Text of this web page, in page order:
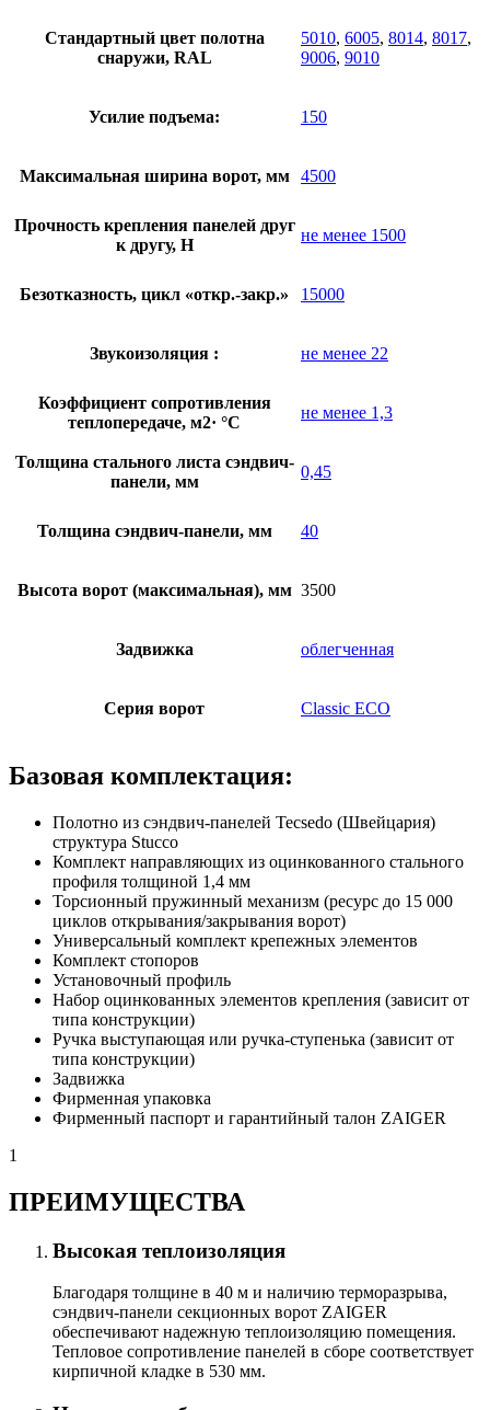
Стандартный цвет полотна
снаружи, RAL
5010, 6005, 8014, 8017,
9006, 9010
Усилие подъема: 150
Максимальная ширина ворот, мм 4500
Прочность крепления панелей друг
к другу, Н
не менее 1500
Безотказность, цикл «откр.-закр.» 15000
Звукоизоляция : не менее 22
Коэффициент сопротивления
теплопередаче, м2· °С
не менее 1,3
Толщина стального листа сэндвич-
панели, мм
0,45
Толщина сэндвич-панели, мм 40
Высота ворот (максимальная), мм 3500
Задвижка облегченная
Серия ворот Classic ECO
Базовая комплектация:
Полотно из сэндвич-панелей Tecsedo (Швейцария)
структура Stucco
Комплект направляющих из оцинкованного стального
профиля толщиной 1,4 мм
Торсионный пружинный механизм (ресурс до 15 000
циклов открывания/закрывания ворот)
Универсальный комплект крепежных элементов
Комплект стопоров
Установочный профиль
Набор оцинкованных элементов крепления (зависит от
типа конструкции)
Ручка выступающая или ручка-ступенька (зависит от
типа конструкции)
Задвижка
Фирменная упаковка
Фирменный паспорт и гарантийный талон ZAIGER
1
ПРЕИМУЩЕСТВА
Высокая теплоизоляция
Благодаря толщине в 40 м и наличию терморазрыва,
сэндвич-панели секционных ворот ZAIGER
обеспечивают надежную теплоизоляцию помещения.
Тепловое сопротивление панелей в сборе соответствует
кирпичной кладке в 530 мм.